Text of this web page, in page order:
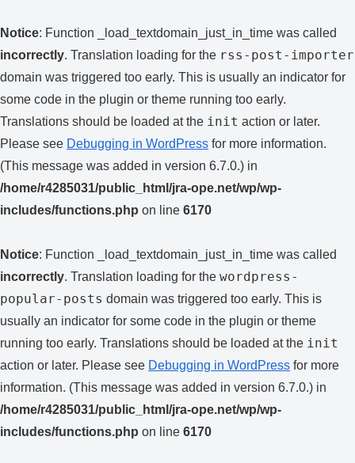
Notice: Function _load_textdomain_just_in_time was called
incorrectly. Translation loading for the rss-post-importer
domain was triggered too early. This is usually an indicator for
some code in the plugin or theme running too early.
Translations should be loaded at the init action or later.
Please see Debugging in WordPress for more information.
(This message was added in version 6.7.0.) in
/home/r4285031/public_html/jra-ope.net/wp/wp-
includes/functions.php on line 6170
Notice: Function _load_textdomain_just_in_time was called
incorrectly. Translation loading for the wordpress-
popular-posts domain was triggered too early. This is
usually an indicator for some code in the plugin or theme
running too early. Translations should be loaded at the init
action or later. Please see Debugging in WordPress for more
information. (This message was added in version 6.7.0.) in
/home/r4285031/public_html/jra-ope.net/wp/wp-
includes/functions.php on line 6170